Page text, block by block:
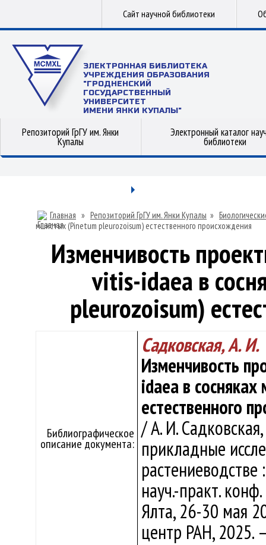
Сайт научной библиотеки
ЭЛЕКТРОННАЯ БИБЛИОТЕКА
УЧРЕЖДЕНИЯ ОБРАЗОВАНИЯ
"ГРОДНЕНСКИЙ
ГОСУДАРСТВЕННЫЙ
УНИВЕРСИТЕТ
ИМЕНИ ЯНКИ КУПАЛЫ"
Репозиторий ГрГУ им. Янки
Купалы
Электронный каталог
библиотеки
Главная » Репозиторий ГрГУ им. Янки Купалы »
мшистых (Рinetum pleurozoisum) естественного происхождения
Изменчивость
vitis-idaea в
pleurozoisum)
Библиографическое
описание документа:
Садковская, А. И.
Изменчивость
idaea в
естественного
/ А. И.
прикладные
растениеводстве
науч.-практ.
Ялта, 26-30 мая
центр РАН, 2025.